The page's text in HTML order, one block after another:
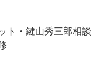
ト・鍵山秀三郎相談